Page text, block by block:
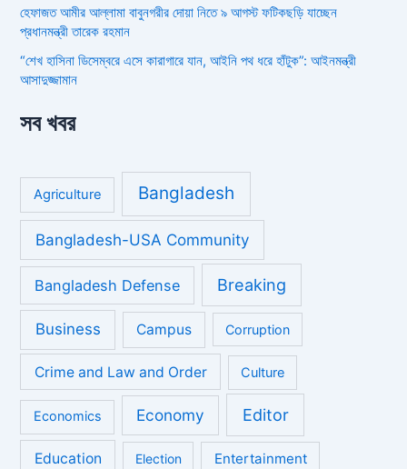
হেফাজত আমীর আল্লামা বাবুনগরীর দোয়া নিতে ৯ আগস্ট ফটিকছড়ি যাচ্ছেন
প্রধানমন্ত্রী তারেক রহমান
“শেখ হাসিনা ডিসেম্বরে এসে কারাগারে যান, আইনি পথ ধরে হাঁটুক”: আইনমন্ত্রী
আসাদুজ্জামান
সব খবর
Agriculture Bangladesh
Bangladesh-USA Community
Bangladesh Defense Breaking
Business Campus Corruption
Crime and Law and Order Culture
Economics Economy Editor
Education Election Entertainment